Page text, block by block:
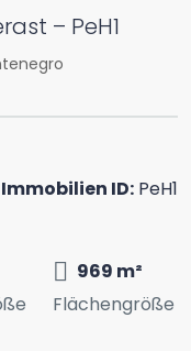
– PeH1
Immobilien ID: PeH1
969 m²
Flächengröße